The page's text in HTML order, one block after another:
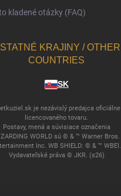
kladené otázky (FAQ)
KRAJINY / OTHER
COUNTRIES
SK
je nezávislý predajca oficiálne
licencovaného tovaru.
Postavy, mená a súvisiace označenia
WORLD sú © & ™ Warner Bros.
Inc. WB SHIELD: © & ™ WBEI.
Vydavateľské práva © JKR. (s26)